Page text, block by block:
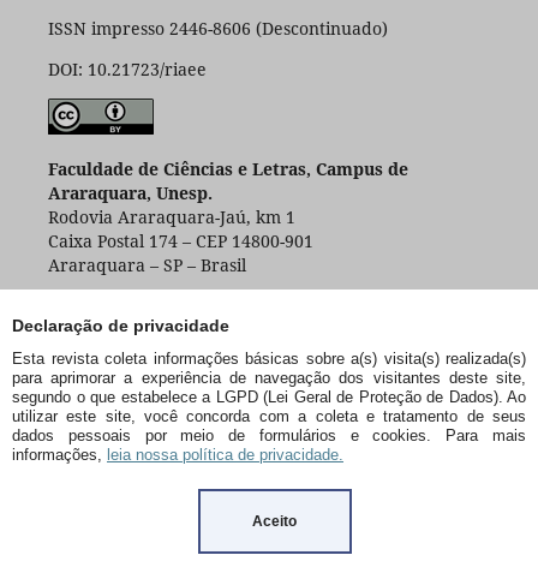
Declaração de privacidade
Esta revista coleta informações básicas sobre a(s) visita(s) realizada(s)
para aprimorar a experiência de navegação dos visitantes deste site,
segundo o que estabelece a LGPD (Lei Geral de Proteção de Dados). Ao
utilizar este site, você concorda com a coleta e tratamento de seus
dados pessoais por meio de formulários e cookies. Para mais
informações, leia nossa política de privacidade.
Aceito
ISSN impresso 2446-8606 (Descontinuado)
DOI: 10.21723/riaee
Faculdade de Ciências e Letras, Campus de
Araraquara, Unesp.
Rodovia Araraquara-Jaú, km 1
Caixa Postal 174 – CEP 14800-901
Araraquara – SP – Brasil